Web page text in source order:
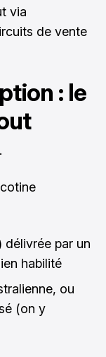
via
de vente
: le
délivrée par un
habilité
ou
(on y